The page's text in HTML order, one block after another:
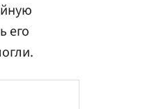
его